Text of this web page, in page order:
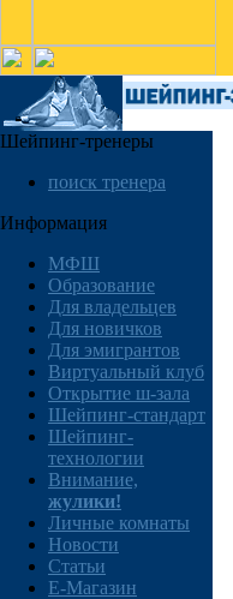
Шейпинг-тренеры
поиск тренера
Информация
МФШ
Образование
Для владельцев
Для новичков
Для эмигрантов
Виртуальный клуб
Открытие ш-зала
Шейпинг-стандарт
Шейпинг-
технологии
Внимание,
жулики!
Личные комнаты
Новости
Статьи
E-Магазин